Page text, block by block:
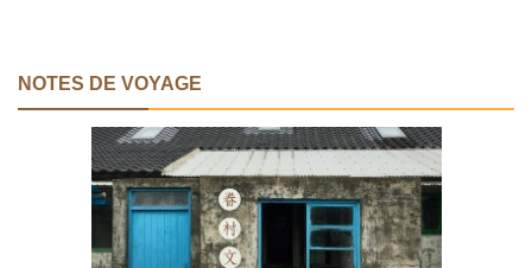
NOTES DE VOYAGE